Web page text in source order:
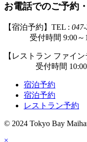
お電話でのご予約
【宿泊予約】TEL :
受付時間 9:00～
【レストラン ファイ
受付時間 10:00
宿泊予約
宿泊予約
レストラン予約
© 2024 Tokyo Bay
×